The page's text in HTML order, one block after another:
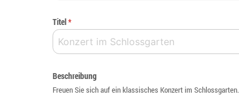
Titel*
Beschreibung
Freuen Sie sich auf ein klassisches Konzert im Schlossgarten.